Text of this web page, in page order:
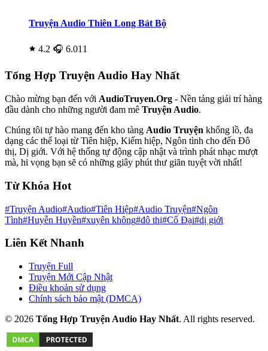
Truyện Audio Thiên Long Bát Bộ
4.2 🎧 6.011
Tổng Hợp Truyện Audio Hay Nhất
Chào mừng bạn đến với AudioTruyen.Org - Nền tảng giải trí hàng
đầu dành cho những người đam mê Truyện Audio.
Chúng tôi tự hào mang đến kho tàng Audio Truyện khổng lồ, đa
dạng các thể loại từ Tiên hiệp, Kiếm hiệp, Ngôn tình cho đến Đô
thị, Dị giới. Với hệ thống tự động cập nhật và trình phát nhạc mượt
mà, hi vọng bạn sẽ có những giây phút thư giãn tuyệt vời nhất!
Từ Khóa Hot
#Truyện Audio#Audio#Tiên Hiệp#Audio Truyện#Ngôn
Tình#Huyễn Huyền#xuyên không#đô thị#Cổ Đại#dị giới
Liên Kết Nhanh
Truyện Full
Truyện Mới Cập Nhật
Điều khoản sử dụng
Chính sách bảo mật (DMCA)
© 2026 Tổng Hợp Truyện Audio Hay Nhất. All rights reserved.